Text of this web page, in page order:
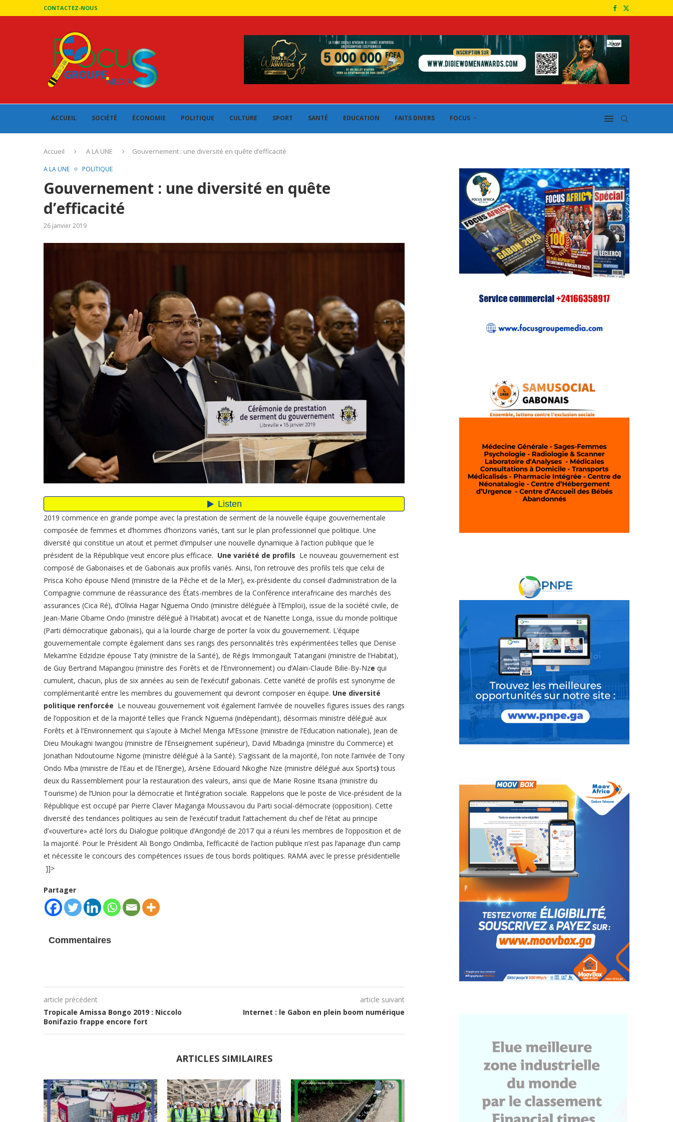
CONTACTEZ-NOUS
ACCUEIL SOCIÉTÉ ÉCONOMIE POLITIQUE CULTURE SPORT SANTÉ EDUCATION FAITS DIVERS FOCUS
Accueil A LA UNE Gouvernement : une diversité en quête d’efficacité
A LA UNE POLITIQUE
Gouvernement : une diversité en quête
d’efficacité
26 janvier 2019
2019 commence en grande pompe avec la prestation de serment de la nouvelle équipe gouvernementale
composée de femmes et d’hommes d’horizons variés, tant sur le plan professionnel que politique. Une
diversité qui constitue un atout et permet d’impulser une nouvelle dynamique à l’action publique que le
président de la République veut encore plus efficace. Une variété de profils Le nouveau gouvernement est
composé de Gabonaises et de Gabonais aux profils variés. Ainsi, l’on retrouve des profils tels que celui de
Prisca Koho épouse Nlend (ministre de la Pêche et de la Mer), ex-présidente du conseil d’administration de la
Compagnie commune de réassurance des États-membres de la Conférence interafricaine des marchés des
assurances (Cica Ré), d’Olivia Hagar Nguema Ondo (ministre déléguée à l’Emploi), issue de la société civile, de
Jean-Marie Obame Ondo (ministre délégué à l’Habitat) avocat et de Nanette Longa, issue du monde politique
(Parti démocratique gabonais), qui a la lourde charge de porter la voix du gouvernement. L’équipe
gouvernementale compte également dans ses rangs des personnalités très expérimentées telles que Denise
Mekam’ne Edzidzie épouse Taty (ministre de la Santé), de Régis Immongault Tatangani (ministre de l’Habitat),
de Guy Bertrand Mapangou (ministre des Forêts et de l’Environnement) ou d’Alain-Claude Bilie-By-Nze qui
cumulent, chacun, plus de six années au sein de l’exécutif gabonais. Cette variété de profils est synonyme de
complémentarité entre les membres du gouvernement qui devront composer en équipe. Une diversité
politique renforcée Le nouveau gouvernement voit également l’arrivée de nouvelles figures issues des rangs
de l’opposition et de la majorité telles que Franck Nguema (indépendant), désormais ministre délégué aux
Forêts et à l’Environnement qui s’ajoute à Michel Menga M’Essone (ministre de l’Education nationale), Jean de
Dieu Moukagni Iwangou (ministre de l’Enseignement supérieur), David Mbadinga (ministre du Commerce) et
Jonathan Ndoutoume Ngome (ministre délégué à la Santé). S’agissant de la majorité, l’on note l’arrivée de Tony
Ondo Mba (ministre de l’Eau et de l’Energie), Arsène Edouard Nkoghe Nze (ministre délégué aux Sports) tous
deux du Rassemblement pour la restauration des valeurs, ainsi que de Marie Rosine Itsana (ministre du
Tourisme) de l’Union pour la démocratie et l’intégration sociale. Rappelons que le poste de Vice-président de la
République est occupé par Pierre Claver Maganga Moussavou du Parti social-démocrate (opposition). Cette
diversité des tendances politiques au sein de l’exécutif traduit l’attachement du chef de l’état au principe
d’«ouverture» acté lors du Dialogue politique d’Angondjé de 2017 qui a réuni les membres de l’opposition et de
la majorité. Pour le Président Ali Bongo Ondimba, l’efficacité de l’action publique n’est pas l’apanage d’un camp
et nécessite le concours des compétences issues de tous bords politiques. RAMA avec le presse présidentielle
]]>
Partager
Commentaires
article précédent
Tropicale Amissa Bongo 2019 : Niccolo
Bonifazio frappe encore fort
article suivant
Internet : le Gabon en plein boom numérique
ARTICLES SIMILAIRES